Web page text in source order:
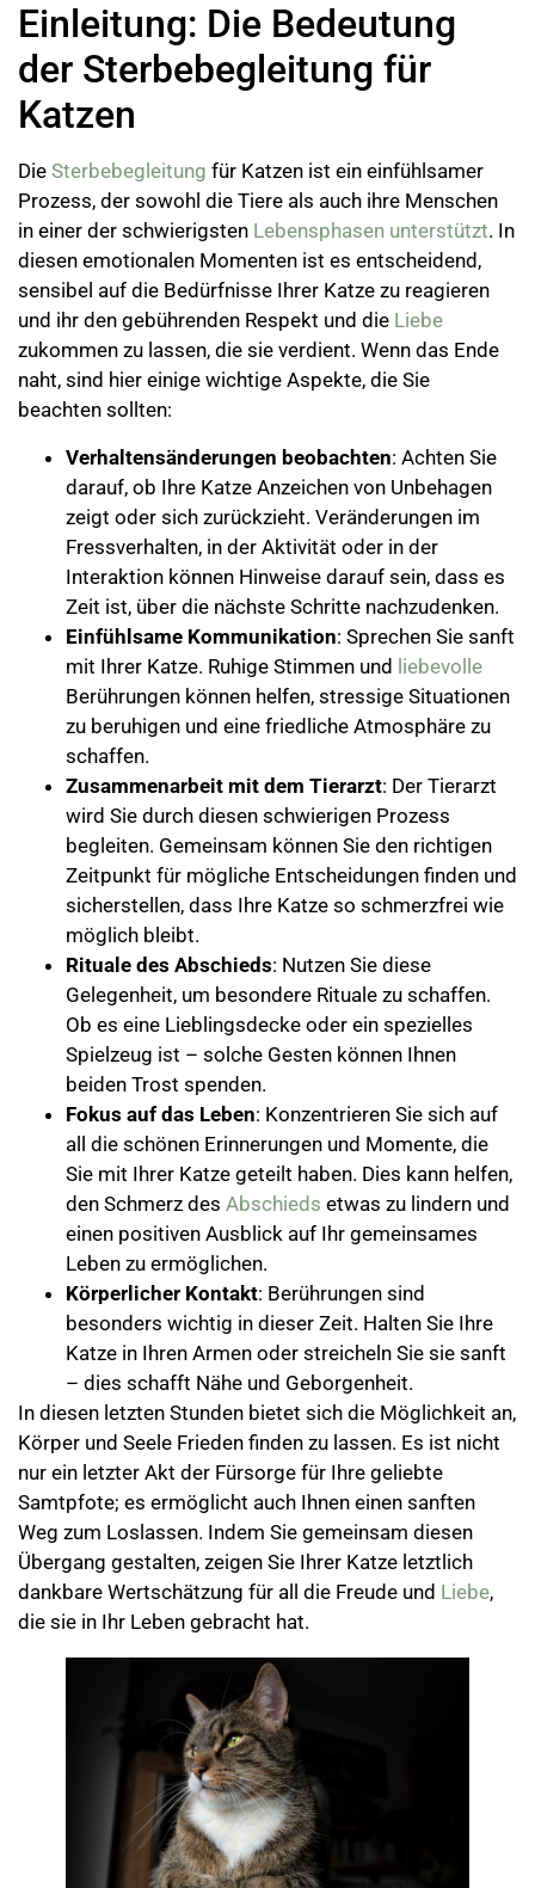
Einleitung: Die Bedeutung
der Sterbebegleitung für
Katzen
Die Sterbebegleitung für Katzen ist ein einfühlsamer
Prozess, der sowohl die Tiere als auch ihre Menschen
in einer der schwierigsten Lebensphasen unterstützt. In
diesen emotionalen Momenten ist es entscheidend,
sensibel auf die Bedürfnisse Ihrer Katze zu reagieren
und ihr den gebührenden Respekt und die Liebe
zukommen zu lassen, die sie verdient. Wenn das Ende
naht, sind hier einige wichtige Aspekte, die Sie
beachten sollten:
Verhaltensänderungen beobachten: Achten Sie
darauf, ob Ihre Katze Anzeichen von Unbehagen
zeigt oder sich zurückzieht. Veränderungen im
Fressverhalten, in der Aktivität oder in der
Interaktion können Hinweise darauf sein, dass es
Zeit ist, über die nächste Schritte nachzudenken.
Einfühlsame Kommunikation: Sprechen Sie sanft
mit Ihrer Katze. Ruhige Stimmen und liebevolle
Berührungen können helfen, stressige Situationen
zu beruhigen und eine friedliche Atmosphäre zu
schaffen.
Zusammenarbeit mit dem Tierarzt: Der Tierarzt
wird Sie durch diesen schwierigen Prozess
begleiten. Gemeinsam können Sie den richtigen
Zeitpunkt für mögliche Entscheidungen finden und
sicherstellen, dass Ihre Katze so schmerzfrei wie
möglich bleibt.
Rituale des Abschieds: Nutzen Sie diese
Gelegenheit, um besondere Rituale zu schaffen.
Ob es eine Lieblingsdecke oder ein spezielles
Spielzeug ist – solche Gesten können Ihnen
beiden Trost spenden.
Fokus auf das Leben: Konzentrieren Sie sich auf
all die schönen Erinnerungen und Momente, die
Sie mit Ihrer Katze geteilt haben. Dies kann helfen,
den Schmerz des Abschieds etwas zu lindern und
einen positiven Ausblick auf Ihr gemeinsames
Leben zu ermöglichen.
Körperlicher Kontakt: Berührungen sind
besonders wichtig in dieser Zeit. Halten Sie Ihre
Katze in Ihren Armen oder streicheln Sie sie sanft
– dies schafft Nähe und Geborgenheit.
In diesen letzten Stunden bietet sich die Möglichkeit an,
Körper und Seele Frieden finden zu lassen. Es ist nicht
nur ein letzter Akt der Fürsorge für Ihre geliebte
Samtpfote; es ermöglicht auch Ihnen einen sanften
Weg zum Loslassen. Indem Sie gemeinsam diesen
Übergang gestalten, zeigen Sie Ihrer Katze letztlich
dankbare Wertschätzung für all die Freude und Liebe,
die sie in Ihr Leben gebracht hat.